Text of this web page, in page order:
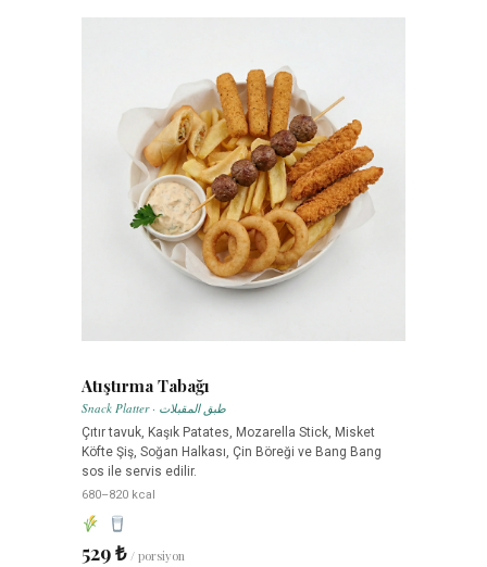
Atıştırma Tabağı
Snack Platter · طبق المقبلات
Çıtır tavuk, Kaşık Patates, Mozarella Stick, Misket
Köfte Şiş, Soğan Halkası, Çin Böreği ve Bang Bang
sos ile servis edilir.
680–820 kcal
529 ₺ / porsiyon